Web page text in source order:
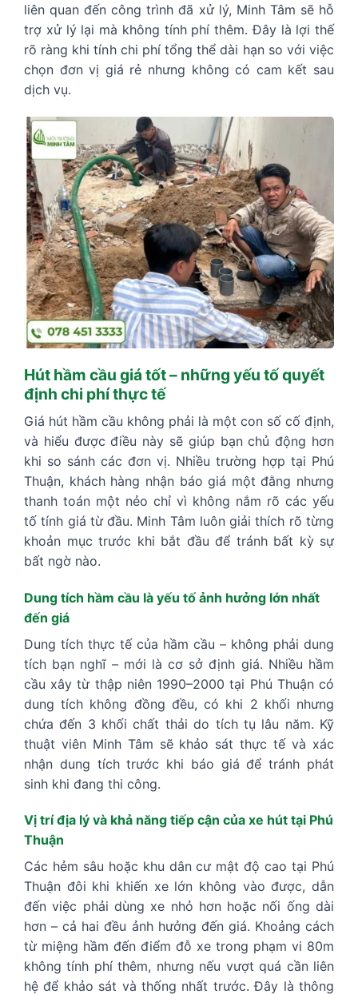
liên quan đến công trình đã xử lý, Minh Tâm sẽ hỗ
trợ xử lý lại mà không tính phí thêm. Đây là lợi thế
rõ ràng khi tính chi phí tổng thể dài hạn so với việc
chọn đơn vị giá rẻ nhưng không có cam kết sau
dịch vụ.
Hút hầm cầu giá tốt – những yếu tố quyết
định chi phí thực tế
Giá hút hầm cầu không phải là một con số cố định,
và hiểu được điều này sẽ giúp bạn chủ động hơn
khi so sánh các đơn vị. Nhiều trường hợp tại Phú
Thuận, khách hàng nhận báo giá một đằng nhưng
thanh toán một nẻo chỉ vì không nắm rõ các yếu
tố tính giá từ đầu. Minh Tâm luôn giải thích rõ từng
khoản mục trước khi bắt đầu để tránh bất kỳ sự
bất ngờ nào.
Dung tích hầm cầu là yếu tố ảnh hưởng lớn nhất
đến giá
Dung tích thực tế của hầm cầu – không phải dung
tích bạn nghĩ – mới là cơ sở định giá. Nhiều hầm
cầu xây từ thập niên 1990–2000 tại Phú Thuận có
dung tích không đồng đều, có khi 2 khối nhưng
chứa đến 3 khối chất thải do tích tụ lâu năm. Kỹ
thuật viên Minh Tâm sẽ khảo sát thực tế và xác
nhận dung tích trước khi báo giá để tránh phát
sinh khi đang thi công.
Vị trí địa lý và khả năng tiếp cận của xe hút tại Phú
Thuận
Các hẻm sâu hoặc khu dân cư mật độ cao tại Phú
Thuận đôi khi khiến xe lớn không vào được, dẫn
đến việc phải dùng xe nhỏ hơn hoặc nối ống dài
hơn – cả hai đều ảnh hưởng đến giá. Khoảng cách
từ miệng hầm đến điểm đỗ xe trong phạm vi 80m
không tính phí thêm, nhưng nếu vượt quá cần liên
hệ để khảo sát và thống nhất trước. Đây là thông